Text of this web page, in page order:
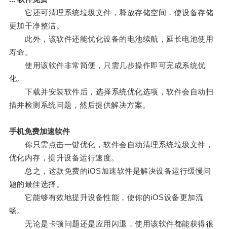
它还可清理系统垃圾文件，释放存储空间，使设备存储
更加干净整洁。
此外，该软件还能优化设备的电池续航，延长电池使用
寿命。
使用该软件非常简便，只需几步操作即可完成系统优
化。
下载并安装软件后，选择系统优化选项，软件会自动扫
描并检测系统问题，然后提供解决方案。
手机免费加速软件
你只需点击一键优化，软件会自动清理系统垃圾文件，
优化内存，提升设备运行速度。
总之，这款免费的iOS加速软件是解决设备运行缓慢问
题的最佳选择。
它能够有效地提升设备性能，使你的iOS设备更加流
畅。
无论是卡顿问题还是应用闪退，使用该软件都能获得很